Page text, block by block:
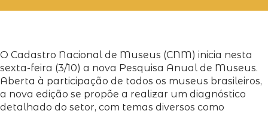
O Cadastro Nacional de Museus (CNM) inicia nesta
sexta-feira (3/10) a nova Pesquisa Anual de Museus.
Aberta à participação de todos os museus brasileiros,
a nova edição se propõe a realizar um diagnóstico
detalhado do setor, com temas diversos como